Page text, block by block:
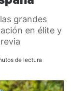
grandes
en élite y
de lectura